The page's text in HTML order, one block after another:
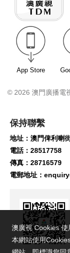
App Store
© 2026 澳門廣播電
保持聯繫
地址：澳門俾利喇
電話：28517758
傳真：28716579
電郵地址：
澳廣視 Cookies 使
本網站使用